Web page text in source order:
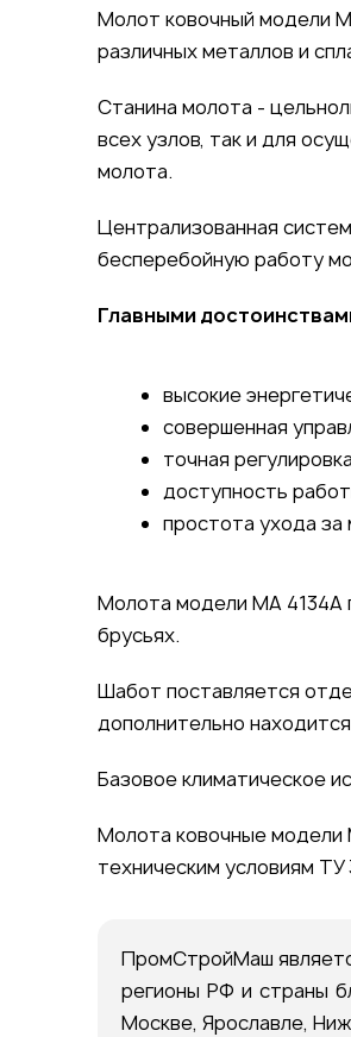
Молот ковочный модели
различных металлов и
Станина молота -
всех узлов, так и для
молота.
Централизованная
бесперебойную работу
Главными
высокие
совершенная
точная
доступность
простота ухода
Молота модели МА 4134А
брусьях.
Шабот поставляется
дополнительно
Базовое климатическое
Молота ковочные модели
техническим условиям
ПромСтройМаш
регионы РФ и страны
Москве, Ярославле,